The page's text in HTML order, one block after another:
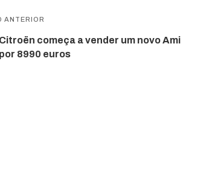
ANTERIOR
Citroën começa a vender um novo Ami
por 8990 euros